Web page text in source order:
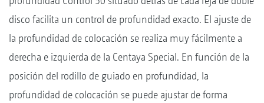
disco facilita un control de profundidad exacto. El ajuste de
la profundidad de colocación se realiza muy fácilmente a
derecha e izquierda de la Centaya Special. En función de la
posición del rodillo de guiado en profundidad, la
profundidad de colocación se puede ajustar de forma